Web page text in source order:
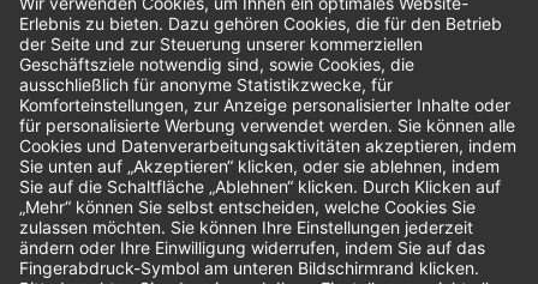
Bestellungen
Sendung verfolgen
Geprüfter Shop